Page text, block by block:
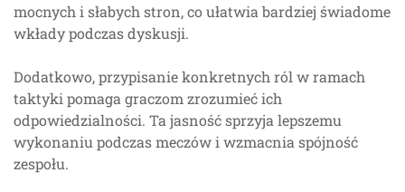
mocnych i słabych stron, co ułatwia bardziej świadome
wkłady podczas dyskusji.
Dodatkowo, przypisanie konkretnych ról w ramach
taktyki pomaga graczom zrozumieć ich
odpowiedzialności. Ta jasność sprzyja lepszemu
wykonaniu podczas meczów i wzmacnia spójność
zespołu.